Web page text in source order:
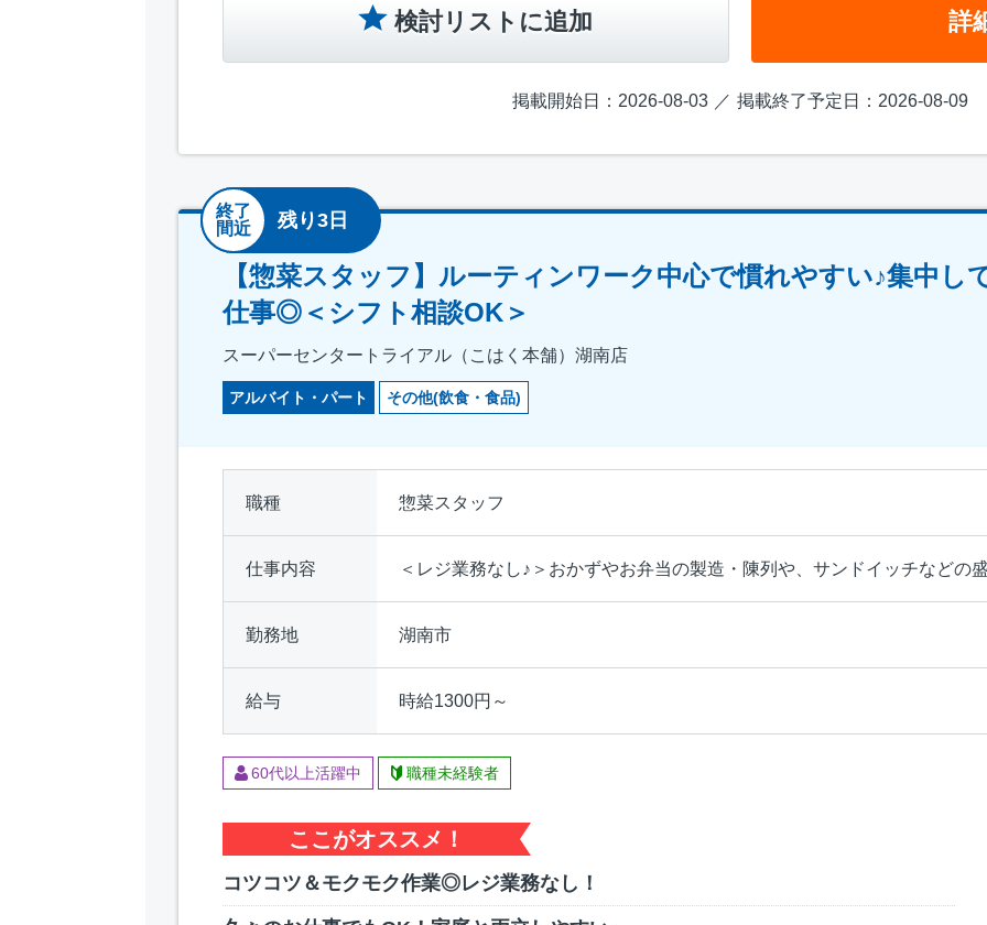
検討リストに追加 詳
掲載開始日：2026-08-03 掲載終了予定日：2026-08-09
終了
間近
残り3日
【惣菜スタッフ】ルーティンワーク中心で慣れやすい♪集中し
仕事◎＜シフト相談OK＞
スーパーセンタートライアル（こはく本舗）湖南店
アルバイト・パート その他(飲食・食品)
職種 惣菜スタッフ
仕事内容 ＜レジ業務なし♪＞おかずやお弁当の製造・陳列や、サンドイッチなどの
勤務地 湖南市
給与 時給1300円～
60代以上活躍中 職種未経験者
ここがオススメ！
コツコツ＆モクモク作業◎レジ業務なし！